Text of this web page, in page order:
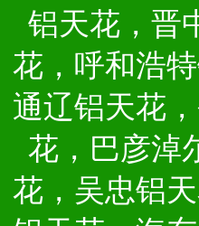
铝天花，晋
花，呼和浩
通辽铝天花
花，巴彦淖
花，吴忠铝